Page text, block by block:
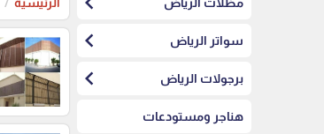
سواتر الرياض chevron_left
برجولات الرياض chevron_left
هناجر ومستودعات